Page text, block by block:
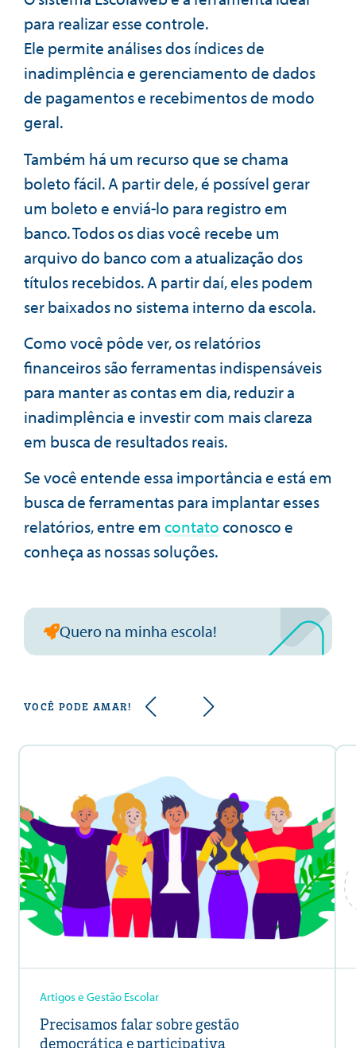
para realizar esse controle.
Ele permite análises dos índices de
inadimplência e gerenciamento de dados
de pagamentos e recebimentos de modo
geral.
Também há um recurso que se chama
boleto fácil. A partir dele, é possível gerar
um boleto e enviá-lo para registro em
banco. Todos os dias você recebe um
arquivo do banco com a atualização dos
títulos recebidos. A partir daí, eles podem
ser baixados no sistema interno da escola.
Como você pôde ver, os relatórios
financeiros são ferramentas indispensáveis
para manter as contas em dia, reduzir a
inadimplência e investir com mais clareza
em busca de resultados reais.
Se você entende essa importância e está em
busca de ferramentas para implantar esses
relatórios, entre em contatoconosco e
conheça as nossas soluções.
Quero na minha escola!
VOCÊ PODE AMAR!
Artigos e Gestão Escolar
Precisamos falar sobre gestão
democrática e participativa